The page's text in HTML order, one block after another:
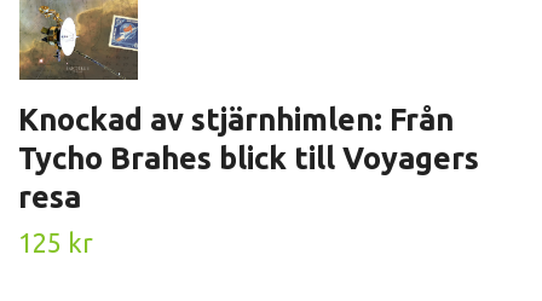
Knockad av stjärnhimlen: Från
Tycho Brahes blick till Voyagers
resa
125 kr